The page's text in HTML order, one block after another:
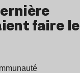
faire le